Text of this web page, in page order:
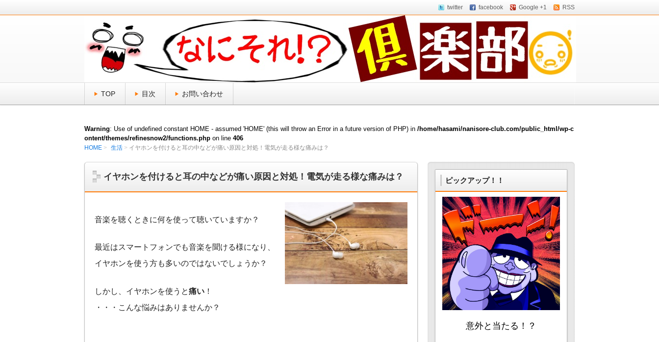
twitter facebook Google +1 RSS
なにそれ倶楽部
日頃、気になる「なにそれ？」をスッキリ解決！！
TOP 目次 お問い合わせ
Warning: Use of undefined constant HOME - assumed 'HOME' (this will throw an Error in a future version of PHP) in /home/hasami/nanisore-club.com/public_html/wp-c
ontent/themes/refinesnow2/functions.php on line 406
HOME 生活 イヤホンを付けると耳の中などが痛い原因と対処！電気が走る様な痛みは？
イヤホンを付けると耳の中などが痛い原因と対処！電気が走る様な痛みは？
音楽を聴くときに何を使って聴いていますか？
最近はスマートフォンでも音楽を聞ける様になり、
イヤホンを使う方も多いのではないでしょうか？
しかし、イヤホンを使うと痛い ！
・・・こんな悩みはありませんか？
ピックアップ！！
意外と当たる！？